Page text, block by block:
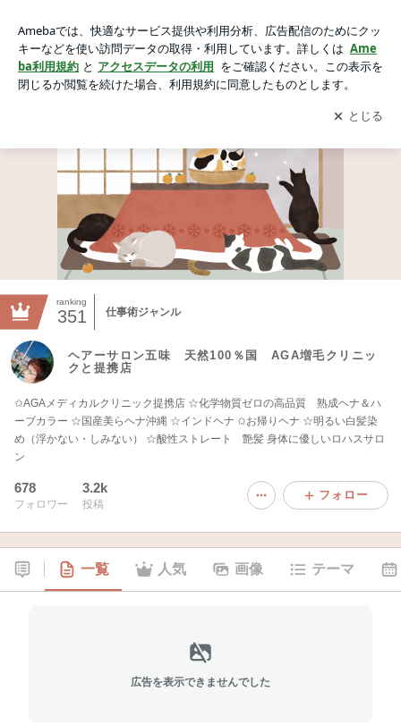
アプリをダウンロードして ブログの更新通知
を受け取りまし
ょう。
開く
ranking
351 仕事術ジャンル
ヘアーサロン五味 天然100％国 AGA増毛クリニッ
クと提携店
✩AGAメディカルクリニック提携店 ☆化学物質ゼロの高品質 熟成ヘナ＆ハ
ーブカラー ☆国産美らヘナ沖縄 ☆インドヘナ ✩お帰りヘナ ☆明るい白髪染
め（浮かない・しみない） ☆酸性ストレート 艶髪 身体に優しいロハスサロ
ン
678
フォロワー
3.2k
投稿
フォロー
一覧 人気 画像 テーマ
広告を表示できませんでした